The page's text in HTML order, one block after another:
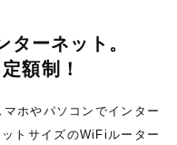
ターネット。
額制！
ホやパソコンでインター
トサイズのWiFiルーター